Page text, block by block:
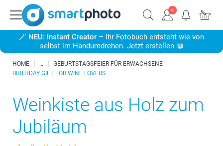
🪄 NEU: Instant Creator – Ihr Fotobuch entsteht wie von
selbst im Handumdrehen. Jetzt erstellen 📖
HOME
GEBURTSTAGSFEIER FÜR ERWACHSENE
BIRTHDAY GIFT FOR WINE LOVERS
Weinkiste aus Holz zum
Jubiläum